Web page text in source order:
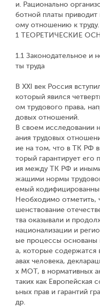
и. Рационально
ботной платы приводит
ому отношению к труду.
1 ТЕОРЕТИЧЕСКИЕ
1.1 Законодательное и
ты труда
В XXI век Россия
который явился
ом трудового права,
довых отношений.
В своем исследовании
ания трудовых
ие на том, что в ТК РФ
торый гарантирует его
ия между ТК РФ и
жащими нормы
емый
Необходимо отметить,
шенствование
тва оказывали и
национализации и
ые процессы основаны
а, которые содержатся
авах человека,
х МОТ, в нормативных
таких как Европейская
ьных прав и гарантий
др.